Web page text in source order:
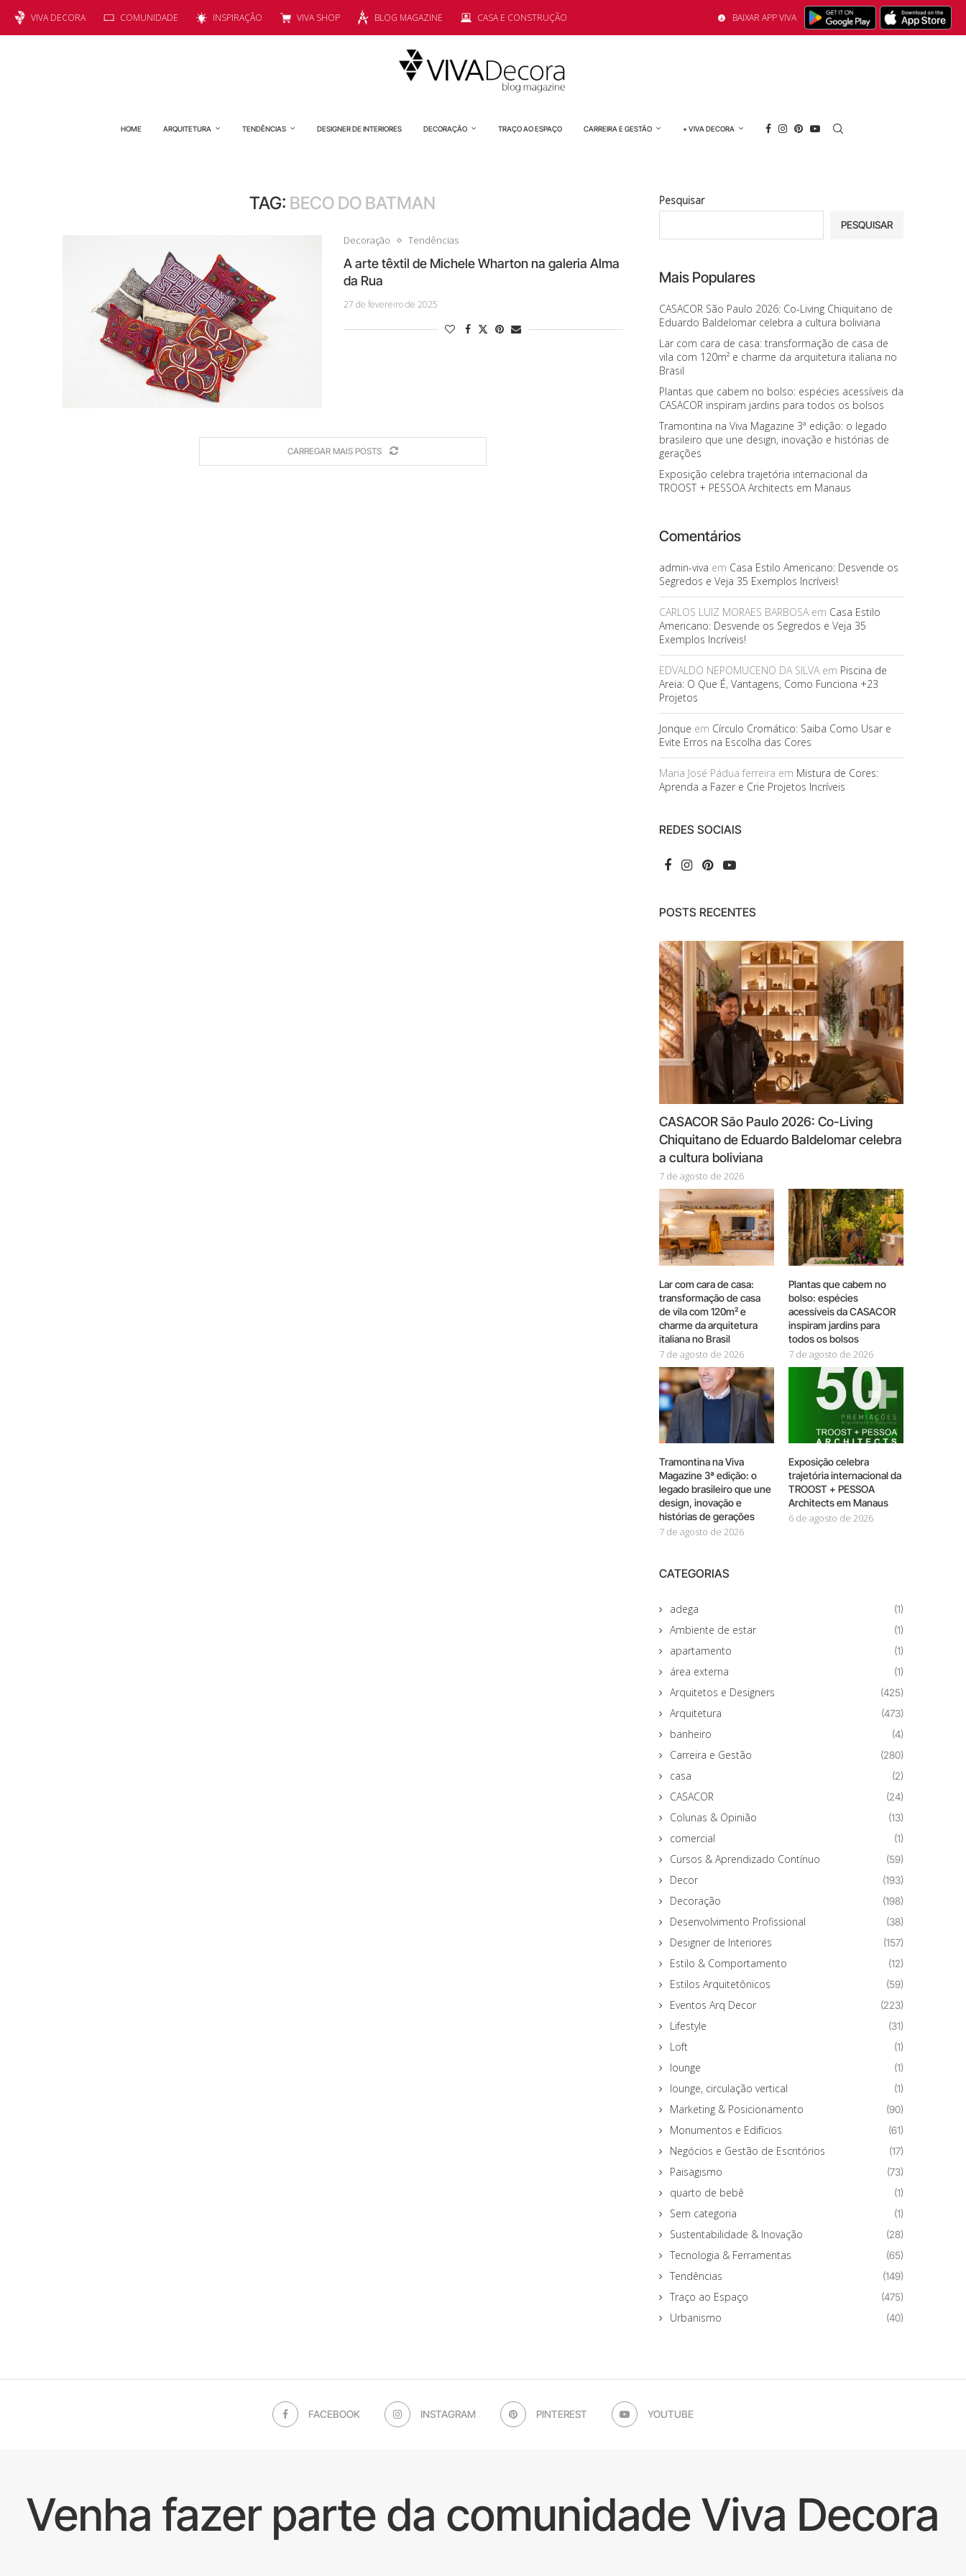
VIVA DECORA COMUNIDADE INSPIRAÇÃO VIVA SHOP BLOG MAGAZINE CASA E CONSTRUÇÃO BAIXAR APP VIVA
HOME ARQUITETURA TENDÊNCIAS DESIGNER DE INTERIORES DECORAÇÃO TRAÇO AO ESPAÇO CARREIRA E GESTÃO + VIVA DECORA
TAG: BECO DO BATMAN
Decoração Tendências
A arte têxtil de Michele Wharton na galeria Alma
da Rua
27 de fevereiro de 2025
CARREGAR MAIS POSTS
Pesquisar
PESQUISAR
Mais Populares
CASACOR São Paulo 2026: Co-Living Chiquitano de
Eduardo Baldelomar celebra a cultura boliviana
Lar com cara de casa: transformação de casa de
vila com 120m² e charme da arquitetura italiana no
Brasil
Plantas que cabem no bolso: espécies acessíveis da
CASACOR inspiram jardins para todos os bolsos
Tramontina na Viva Magazine 3ª edição: o legado
brasileiro que une design, inovação e histórias de
gerações
Exposição celebra trajetória internacional da
TROOST + PESSOA Architects em Manaus
Comentários
admin-viva em Casa Estilo Americano: Desvende os
Segredos e Veja 35 Exemplos Incríveis!
CARLOS LUIZ MORAES BARBOSAem Casa Estilo
Americano: Desvende os Segredos e Veja 35
Exemplos Incríveis!
EDVALDO NEPOMUCENO DA SILVAem Piscina de
Areia: O Que É, Vantagens, Como Funciona +23
Projetos
Jonque em Círculo Cromático: Saiba Como Usar e
Evite Erros na Escolha das Cores
Maria José Pádua ferreira em Mistura de Cores:
Aprenda a Fazer e Crie Projetos Incríveis
REDES SOCIAIS
POSTS RECENTES
CASACOR São Paulo 2026: Co-Living
Chiquitano de Eduardo Baldelomar celebra
a cultura boliviana
7 de agosto de 2026
Lar com cara de casa:
transformação de casa
de vila com 120m² e
charme da arquitetura
italiana no Brasil
7 de agosto de 2026
Plantas que cabem no
bolso: espécies
acessíveis da CASACOR
inspiram jardins para
todos os bolsos
7 de agosto de 2026
Tramontina na Viva
Magazine 3ª edição: o
legado brasileiro que une
design, inovação e
histórias de gerações
7 de agosto de 2026
Exposição celebra
trajetória internacional da
TROOST + PESSOA
Architects em Manaus
6 de agosto de 2026
CATEGORIAS
adega (1)
Ambiente de estar (1)
apartamento (1)
área externa (1)
Arquitetos e Designers (425)
Arquitetura (473)
banheiro (4)
Carreira e Gestão (280)
casa (2)
CASACOR (24)
Colunas & Opinião (13)
comercial (1)
Cursos & Aprendizado Contínuo (59)
Decor (193)
Decoração (198)
Desenvolvimento Profissional (38)
Designer de Interiores (157)
Estilo & Comportamento (12)
Estilos Arquitetônicos (59)
Eventos Arq Decor (223)
Lifestyle (31)
Loft (1)
lounge (1)
lounge, circulação vertical (1)
Marketing & Posicionamento (90)
Monumentos e Edifícios (61)
Negócios e Gestão de Escritórios (17)
Paisagismo (73)
quarto de bebê (1)
Sem categoria (1)
Sustentabilidade & Inovação (28)
Tecnologia & Ferramentas (65)
Tendências (149)
Traço ao Espaço (475)
Urbanismo (40)
FACEBOOK INSTAGRAM PINTEREST YOUTUBE
Venha fazer parte da comunidade Viva Decora